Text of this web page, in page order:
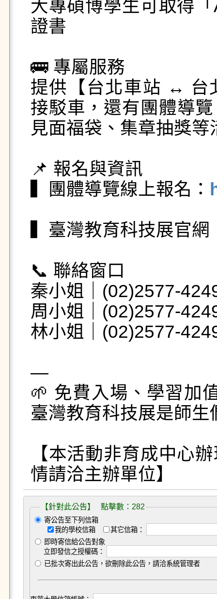
大專碩博學生可取得
證書
🚌 專屬服務
提供【台北車站 ↔ 台
接駁車，還有團體導
見面福袋、集章抽獎等
📌 報名與資訊
▍團體導覽線上報名：
▍臺灣教育科技展官網
📞 聯絡窗口
秦小姐｜(02)2577-
周小姐｜(02)2577-
林小姐｜(02)2577-
—
🌱 免費入場、學習加
臺灣教育科技展是師
【本活動非育成中心
情請洽主辦單位】
【針對此公告】 點擊數：282
寄公告至下列信箱
我的學校信箱
其它信箱：
即時寄信給公告對象
立即發信之授權碼：
已批次寄出此公告，欲刪除此公告，請洽系統管理者